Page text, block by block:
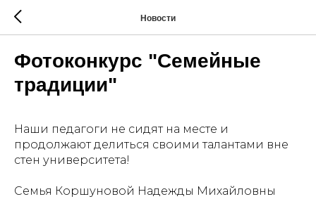
Новости
Фотоконкурс "Семейные
традиции"
Наши педагоги не сидят на месте и
продолжают делиться своими талантами вне
стен университета!
Семья Коршуновой Надежды Михайловны